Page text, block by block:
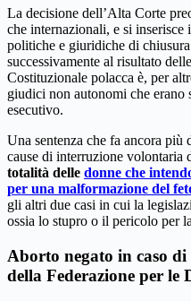
La decisione dell’Alta Corte
che internazionali, e si inserisce
politiche e giuridiche di
successivamente al risultato
Costituzionale polacca è, per
giudici non autonomi che
esecutivo.
Una sentenza che fa ancora più
cause di interruzione volontaria
totalità delle donne che
per una malformazione del
gli altri due casi in cui la
ossia lo stupro o il pericolo per
Aborto negato in caso
della Federazione per le